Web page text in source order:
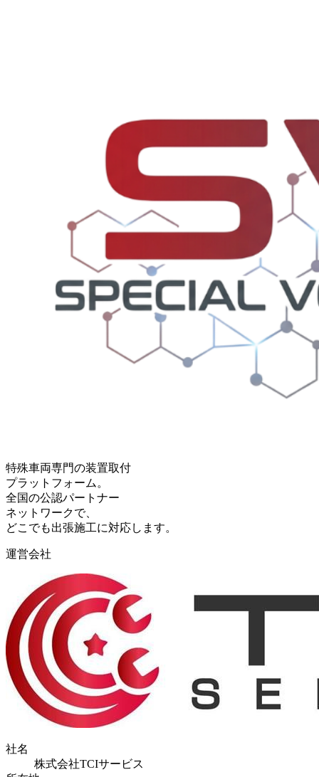
特殊車両専門の装置取付
プラットフォーム。
全国の公認パートナー
ネットワークで、
どこでも出張施工に対応します。
運営会社
社名
株式会社TCIサービス